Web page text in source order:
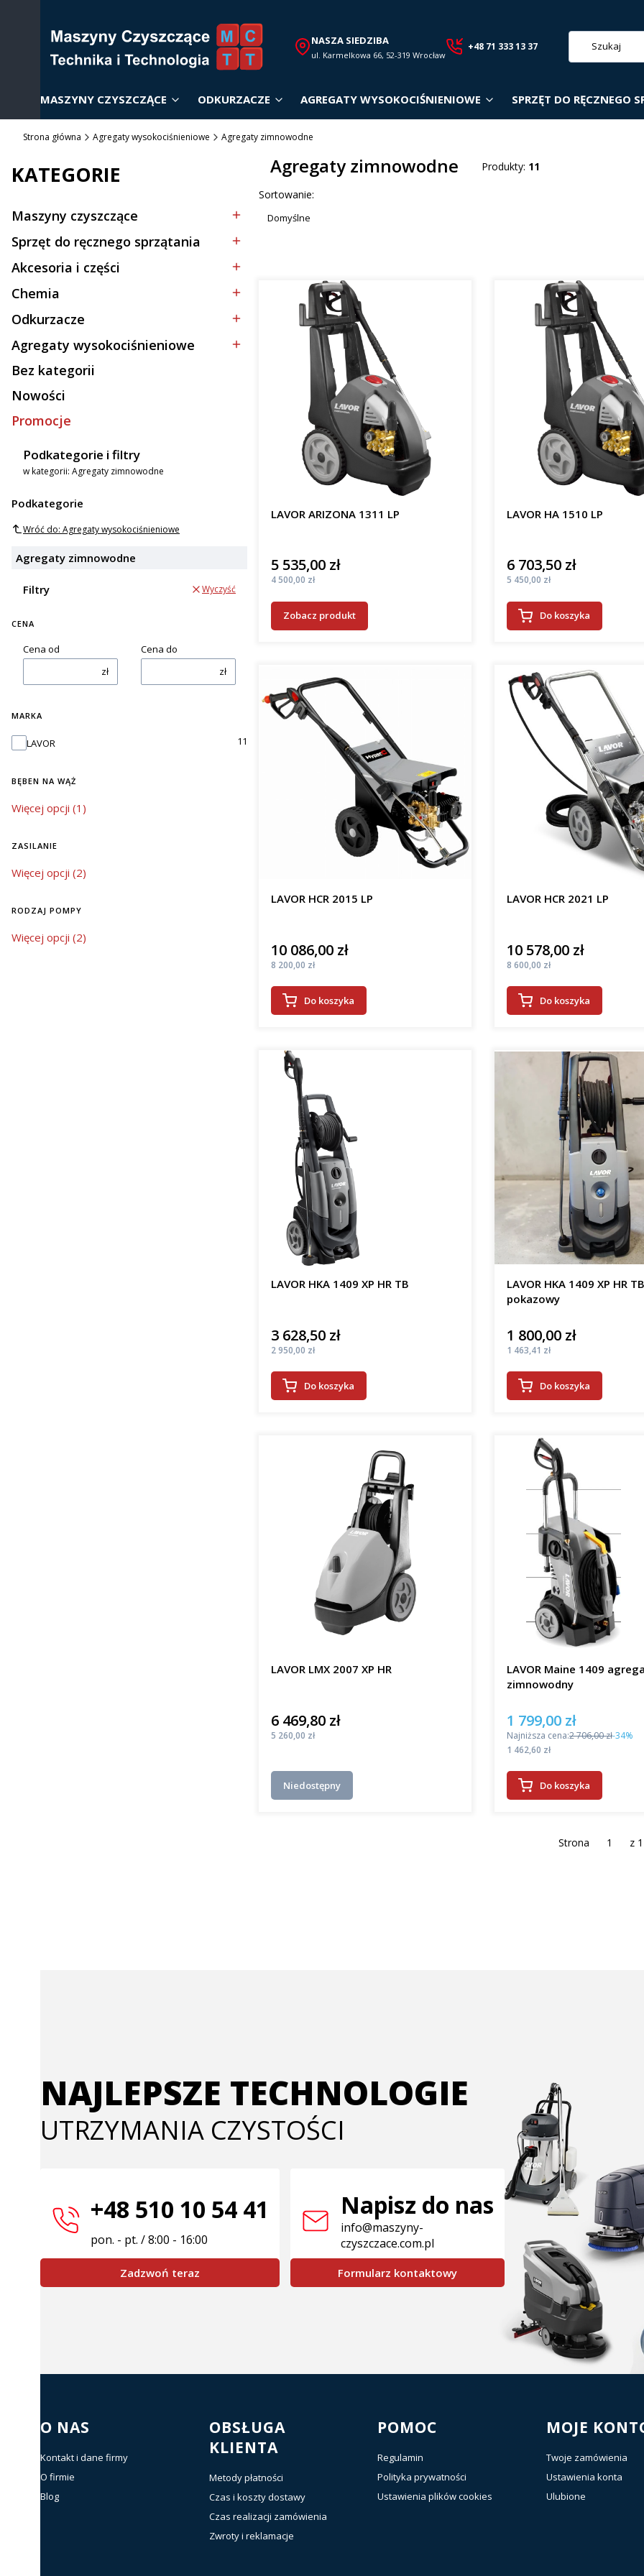
+48 71 333 13 37
NASZA SIEDZIBA
ul. Karmelkowa 66, 52-319 Wrocław
MASZYNY CZYSZCZĄCE ODKURZACZE AGREGATY WYSOKOCIŚNIENIOWE SPRZĘT DO RĘCZNEGO
Strona główna Agregaty wysokociśnieniowe Agregaty zimnowodne
KATEGORIE
Kategoria - Maszyny czyszczące
Maszyny czyszczące
Kategoria - Sprzęt do ręcznego sprzątania
Sprzęt do ręcznego sprzątania
Kategoria - Akcesoria i części
Akcesoria i części
Kategoria - Chemia
Chemia
Kategoria - Odkurzacze
Odkurzacze
Kategoria - Agregaty wysokociśnieniowe
Agregaty wysokociśnieniowe
Kategoria - Bez kategorii
Bez kategorii
Nowości
Promocje
Podkategorie i filtry
w kategorii: Agregaty zimnowodne
Podkategorie
Wróć do: Agregaty wysokociśnieniowe
Agregaty zimnowodne
Filtry Wyczyść
CENA
Cena od
zł
Cena do
zł
MARKA
Marka
LAVOR 11
BĘBEN NA WĄŻ
bęben na wąż
Więcej opcji (1)
ZASILANIE
zasilanie
Więcej opcji (2)
RODZAJ POMPY
rodzaj pompy
Więcej opcji (2)
Agregaty zimnowodne Produkty: 11
Lista produktów
Sortowanie:
Domyślne
LAVOR ARIZONA 1311 LP
Cena
5 535,00 zł
Cena
4 500,00 zł
Zobacz produkt
LAVOR HA 1510 LP
Cena
6 703,50 zł
Cena
5 450,00 zł
Do koszyka
LAVOR HCR 2015 LP
Cena
10 086,00 zł
Cena
8 200,00 zł
Do koszyka
LAVOR HCR 2021 LP
Cena
10 578,00 zł
Cena
8 600,00 zł
Do koszyka
LAVOR HKA 1409 XP HR TB
Cena
3 628,50 zł
Cena
2 950,00 zł
Do koszyka
LAVOR HKA 1409 XP HR TB
pokazowy
Cena
1 800,00 zł
Cena
1 463,41 zł
Do koszyka
LAVOR LMX 2007 XP HR
Cena
6 469,80 zł
Cena
5 260,00 zł
Niedostępny
LAVOR Maine 1409
zimnowodny
Cena promocyjna
1 799,00 zł
Najniższa cena:2 706,00 zł-34%
Cena
1 462,60 zł
Do koszyka
Strona z 1
NAJLEPSZE TECHNOLOGIE
UTRZYMANIA CZYSTOŚCI
+48 510 10 54 41
pon. - pt. / 8:00 - 16:00
Zadzwoń teraz
Napisz do nas
info@maszyny-
czyszczace.com.pl
Formularz kontaktowy
Linki w stopce
O NAS
Kontakt i dane firmy
O firmie
Blog
OBSŁUGA
KLIENTA
Metody płatności
Czas i koszty dostawy
Czas realizacji zamówienia
Zwroty i reklamacje
POMOC
Regulamin
Polityka prywatności
Ustawienia plików cookies
MOJE
Twoje zamówienia
Ustawienia konta
Ulubione